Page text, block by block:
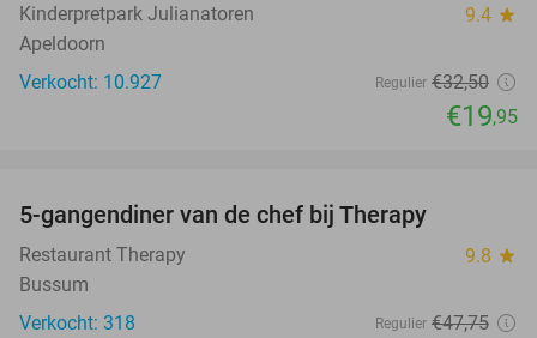
Kinderpretpark Julianatoren 9.4 star
Apeldoorn
Verkocht: 10.927
Regulier €32,50
€19,95
5-gangendiner van de chef bij Therapy
Restaurant Therapy 9.8 star
Bussum
Verkocht: 318
Regulier €47,75